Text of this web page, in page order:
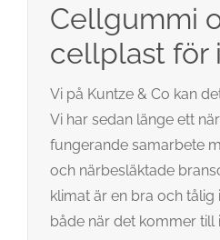
Cellgummi
cellplast för
Vi på Kuntze & Co kan
Vi har sedan länge ett
fungerande samarbete
och närbesläktade
klimat är en bra och tålig
både när det kommer till